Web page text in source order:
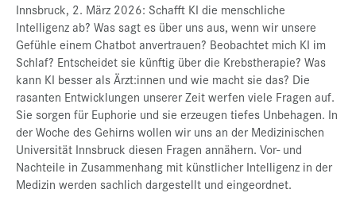
Innsbruck, 2. März 2026: Schafft KI die menschliche
Intelligenz ab? Was sagt es über uns aus, wenn wir unsere
Gefühle einem Chatbot anvertrauen? Beobachtet mich KI im
Schlaf? Entscheidet sie künftig über die Krebstherapie? Was
kann KI besser als Ärzt:innen und wie macht sie das? Die
rasanten Entwicklungen unserer Zeit werfen viele Fragen auf.
Sie sorgen für Euphorie und sie erzeugen tiefes Unbehagen. In
der Woche des Gehirns wollen wir uns an der Medizinischen
Universität Innsbruck diesen Fragen annähern. Vor- und
Nachteile in Zusammenhang mit künstlicher Intelligenz in der
Medizin werden sachlich dargestellt und eingeordnet.